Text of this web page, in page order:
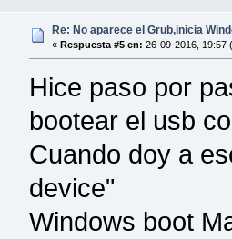
Re: No aparece el Grub,inicia
« Respuesta #5 en: 26-09-2016, 19:57
Hice paso por
bootear el usb
Cuando doy a
device"
Windows boot